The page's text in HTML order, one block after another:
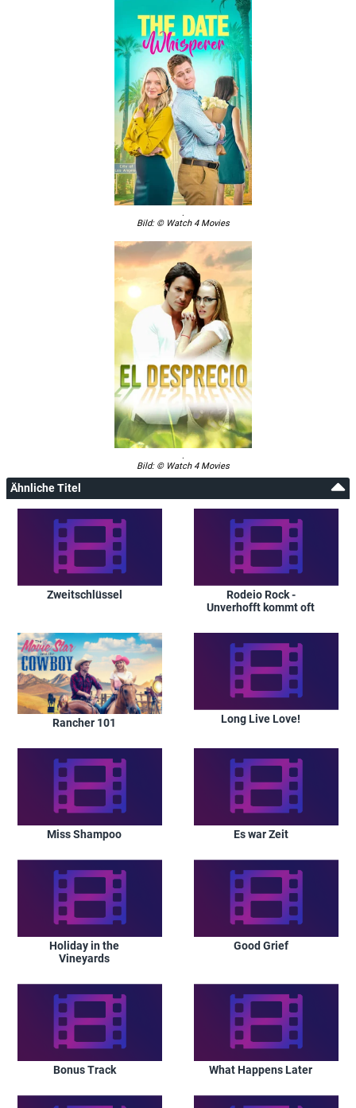
.
Bild: © Watch 4 Movies
.
Bild: © Watch 4 Movies
Ähnliche Titel
Zweitschlüssel
Rodeio Rock -
Unverhofft kommt oft
Rancher 101 Long Live Love!
Miss Shampoo Es war Zeit
Holiday in the
Vineyards
Good Grief
Bonus Track What Happens Later